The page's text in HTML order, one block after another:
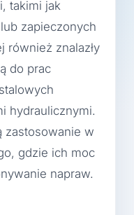
takimi jak
zapieczonych
również znalazły
do prac
hydraulicznymi.
zastosowanie w
gdzie ich moc
napraw.